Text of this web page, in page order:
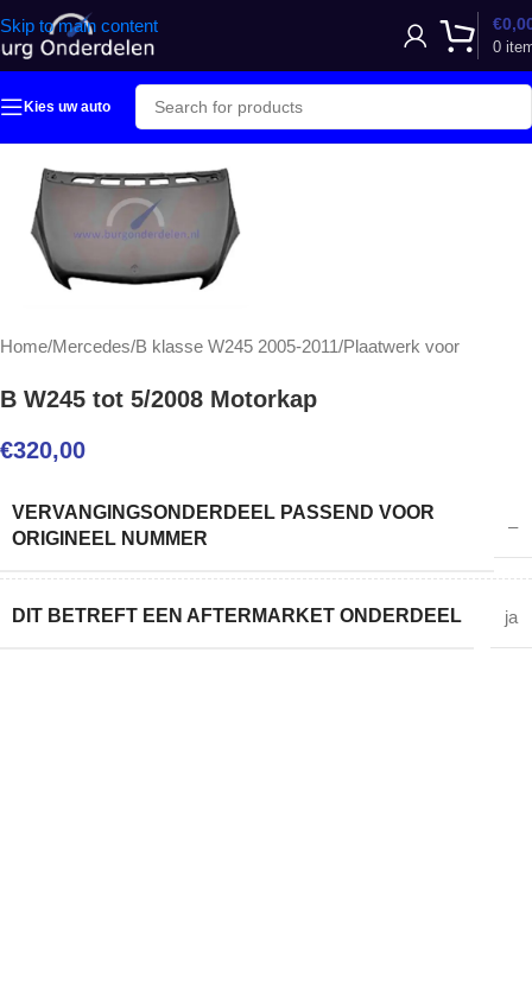
Skip to main content
0
€
Kies uw auto
Home/Mercedes/B klasse W245 2005-2011/Plaatwerk voor
B W245 tot 5/2008 Motorkap
€320,00
VERVANGINGSONDERDEEL PASSEND VOOR
ORIGINEEL NUMMER
–
DIT BETREFT EEN AFTERMARKET ONDERDEEL ja